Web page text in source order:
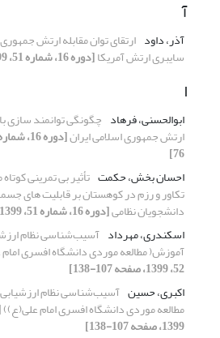
آ
آذر، داود ارتقای توان مقابله ارتش
سایبری ارتش آمریکا[دوره 16، شماره 51، 1399، صفحه 5-26]
ا
ابوالحسنی، فرهاد چگونگی توانمند سازی
ارتش جمهوری اسلامی ایران
76]
احسان بخش، حکمت تأثیر بی تمرینی
تکاور و رزم در کوهستان بر قابلیت های
دانشجویان نظامی[دوره 16، شماره 51، 1399، صفحه 47-64]
اسکندری، مهرداد آسیب‌شناسی نظام
آموزش( مطالعه موردی دانشگاه افسری
52، 1399، صفحه 107-138]
اکبری، حسین آسیب‌شناسی نظام
مطالعه موردی دانشگاه افسری امام علی(ع))
1399، صفحه 107-138]